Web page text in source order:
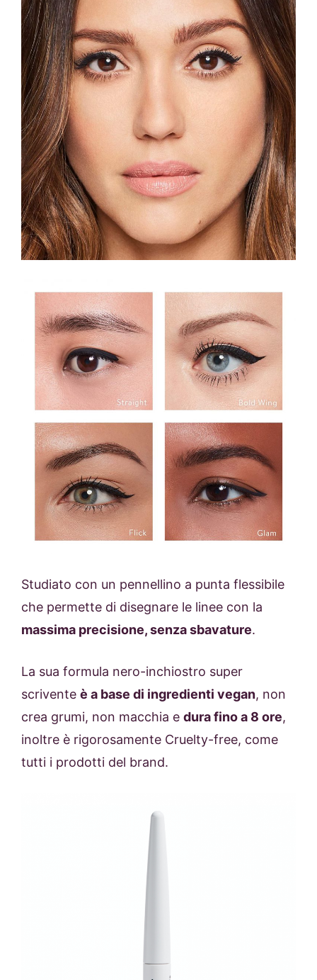
Studiato con un pennellino a punta flessibile
che permette di disegnare le linee con la
massima precisione, senza sbavature.
La sua formula nero-inchiostro super
scrivente è a base di ingredienti vegan, non
crea grumi, non macchia e dura fino a 8 ore,
inoltre è rigorosamente Cruelty-free, come
tutti i prodotti del brand.